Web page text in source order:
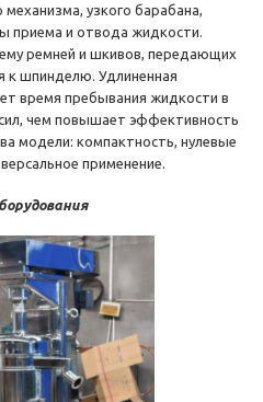
узкого барабана,
приема и отвода жидкости.
ремней и шкивов, передающих
к шпинделю. Удлиненная
время пребывания жидкости в
чем повышает эффективность
модели: компактность, нулевые
применение.